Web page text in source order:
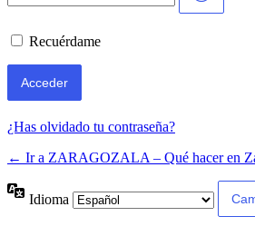
Recuérdame
¿Has olvidado tu contraseña?
← Ir a ZARAGOZALA – Qué hacer en
Idioma